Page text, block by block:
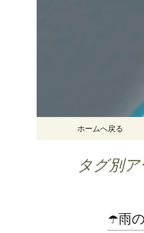
オ
神戸三宮
コンテンツへ移動
ホームへ戻る
タグ別
☂️雨